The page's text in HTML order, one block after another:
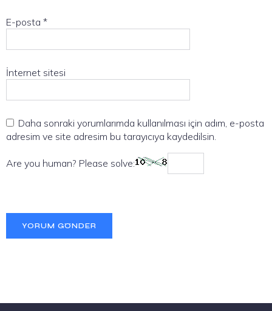
E-posta *
İnternet sitesi
Daha sonraki yorumlarımda kullanılması için adım, e-posta
adresim ve site adresim bu tarayıcıya kaydedilsin.
Are you human? Please solve: